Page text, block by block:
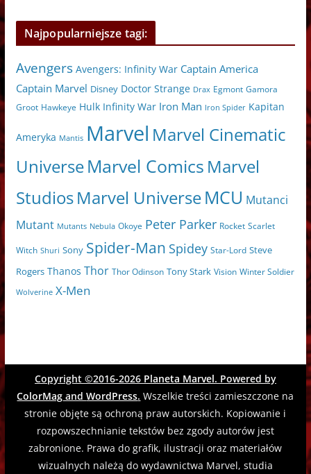
Najpopularniejsze tagi:
Avengers Avengers: Infinity War Captain America
Captain Marvel Disney Doctor Strange Drax Egmont Gamora
Groot Hawkeye Hulk Infinity War Iron Man Iron Spider Kapitan
Ameryka Mantis Marvel Marvel Cinematic
UniverseMarvel Comics Marvel
StudiosMarvel UniverseMCU Mutanci
Mutant Mutants Nebula Okoye Peter Parker Rocket Scarlet
Witch Shuri Sony Spider-Man Spidey Star-Lord Steve
Rogers Thanos Thor Thor Odinson Tony Stark Vision Winter Soldier
Wolverine X-Men
Copyright ©2016-2026 Planeta Marvel. Powered by
ColorMag andWordPress. Wszelkie treści zamieszczone na
stronie objęte są ochroną praw autorskich. Kopiowanie i
rozpowszechnianie tekstów bez zgody autorów jest
zabronione. Prawa do grafik, ilustracji oraz materiałów
wizualnych należą do wydawnictwa Marvel, studia